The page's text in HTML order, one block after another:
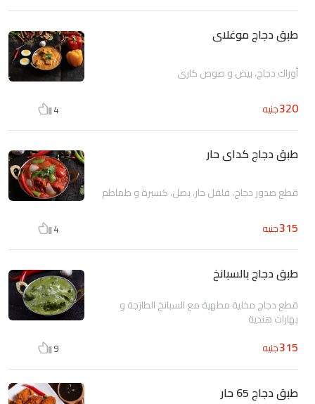
طبق دجاج موغلاى
أوراك دجاج، بيض و صوص كاري
320جنيه 4
طبق دجاج كداى حار
قطع صدور دجاج، فلفل حار، بصل، كسبرة و طماطم
315جنيه 4
طبق دجاج بالسبانخ
قطع دجاج مخلية مطهية مع السبانخ الطازجة و
بهارات هندية
315جنيه 9
طبق دجاج 65 حار